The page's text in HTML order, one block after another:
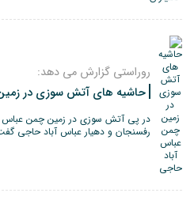
روراستی گزارش می دهد:
حاشیه های آتش سوزی در
در پی آتش سوزی در زمین چمن عباس
رفسنجان و دهیار عباس آباد حاجی